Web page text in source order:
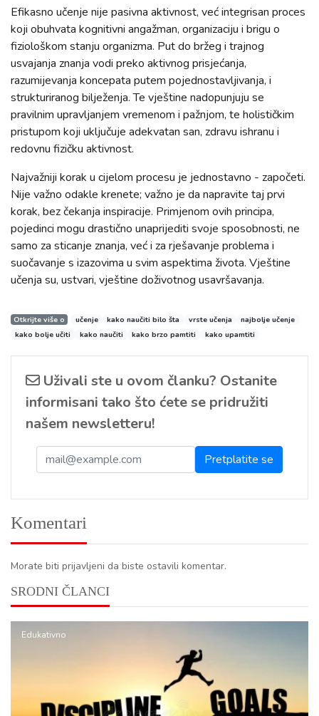
Efikasno učenje nije pasivna aktivnost, već integrisan proces
koji obuhvata kognitivni angažman, organizaciju i brigu o
fiziološkom stanju organizma. Put do bržeg i trajnog
usvajanja znanja vodi preko aktivnog prisjećanja,
razumijevanja koncepata putem pojednostavljivanja, i
strukturiranog bilježenja. Te vještine nadopunjuju se
pravilnim upravljanjem vremenom i pažnjom, te holističkim
pristupom koji uključuje adekvatan san, zdravu ishranu i
redovnu fizičku aktivnost.
Najvažniji korak u cijelom procesu je jednostavno - započeti.
Nije važno odakle krenete; važno je da napravite taj prvi
korak, bez čekanja inspiracije. Primjenom ovih principa,
pojedinci mogu drastično unaprijediti svoje sposobnosti, ne
samo za sticanje znanja, već i za rješavanje problema i
suočavanje s izazovima u svim aspektima života. Vještine
učenja su, ustvari, vještine doživotnog usavršavanja.
Otkrijte više o učenje kako naučiti bilo šta vrste učenja
najbolje učenje
kako bolje učiti
kako naučiti kako brzo pamtiti kako upamtiti
Uživali ste u ovom članku? Ostanite
informisani tako što ćete se pridružiti
našem newsletteru!
Komentari
Morate biti prijavljeni da biste ostavili komentar.
SRODNI ČLANCI
Edukativno